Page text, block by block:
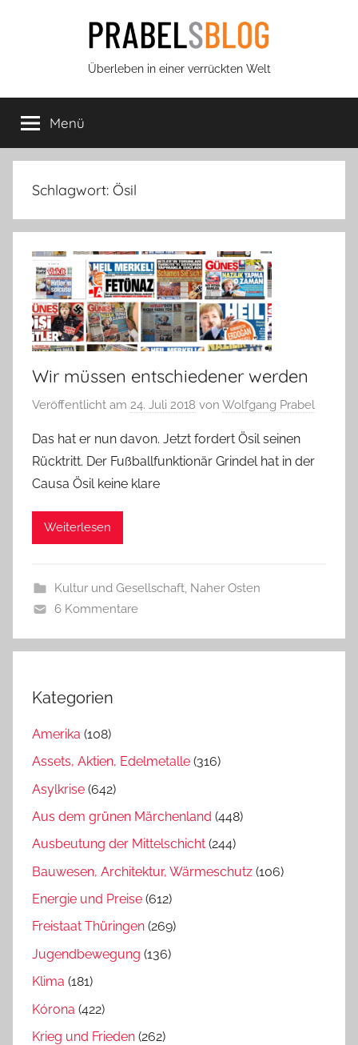
Prabels
Blog
Überleben in einer verrückten Welt
Menü
Schlagwort: Ösil
Wir müssen entschiedener werden
Veröffentlicht am 24. Juli 2018 von Wolfgang Prabel
Das hat er nun davon. Jetzt fordert Ösil seinen
Rücktritt. Der Fußballfunktionär Grindel hat in der
Causa Ösil keine klare
Weiterlesen
Kultur und Gesellschaft, Naher Osten
6 Kommentare
Kategorien
Amerika (108)
Assets, Aktien, Edelmetalle (316)
Asylkrise (642)
Aus dem grünen Märchenland (448)
Ausbeutung der Mittelschicht (244)
Bauwesen, Architektur, Wärmeschutz (106)
Energie und Preise (612)
Freistaat Thüringen (269)
Jugendbewegung (136)
Klima (181)
Kórona (422)
Krieg und Frieden (262)